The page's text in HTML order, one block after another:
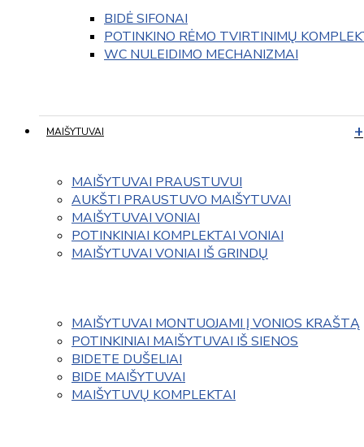
BIDĖ SIFONAI
POTINKINO RĖMO TVIRTINIMŲ
WC NULEIDIMO MECHANIZMAI
MAIŠYTUVAI
MAIŠYTUVAI PRAUSTUVUI
AUKŠTI PRAUSTUVO MAIŠYTUVAI
MAIŠYTUVAI VONIAI
POTINKINIAI KOMPLEKTAI VONIAI
MAIŠYTUVAI VONIAI IŠ GRINDŲ
MAIŠYTUVAI MONTUOJAMI Į VONIOS KRAŠTĄ
POTINKINIAI MAIŠYTUVAI IŠ SIENOS
BIDETE DUŠELIAI
BIDE MAIŠYTUVAI
MAIŠYTUVŲ KOMPLEKTAI